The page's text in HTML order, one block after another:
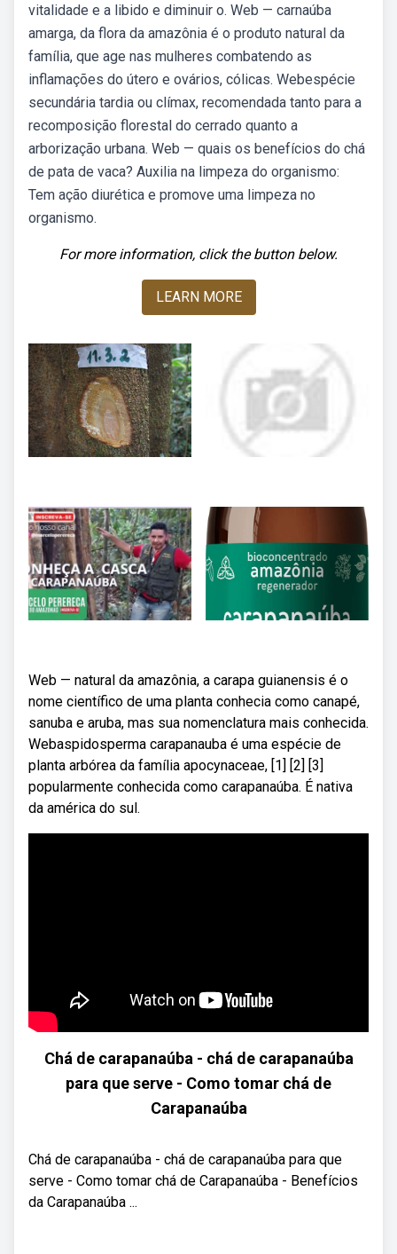
vitalidade e a libido e diminuir o. Web — carnaúba
amarga, da flora da amazônia é o produto natural da
família, que age nas mulheres combatendo as
inflamações do útero e ovários, cólicas. Webespécie
secundária tardia ou clímax, recomendada tanto para a
recomposição florestal do cerrado quanto a
arborização urbana. Web — quais os benefícios do chá
de pata de vaca? Auxilia na limpeza do organismo:
Tem ação diurética e promove uma limpeza no
organismo.
For more information, click the button below.
LEARN MORE
Web — natural da amazônia, a carapa guianensis é o
nome científico de uma planta conhecia como canapé,
sanuba e aruba, mas sua nomenclatura mais conhecida.
Webaspidosperma carapanauba é uma espécie de
planta arbórea da família apocynaceae, [1] [2] [3]
popularmente conhecida como carapanaúba. É nativa
da américa do sul.
Chá de carapanaúba - chá de carapanaúba
para que serve - Como tomar chá de
Carapanaúba
Chá de carapanaúba - chá de carapanaúba para que
serve - Como tomar chá de Carapanaúba - Benefícios
da Carapanaúba ...